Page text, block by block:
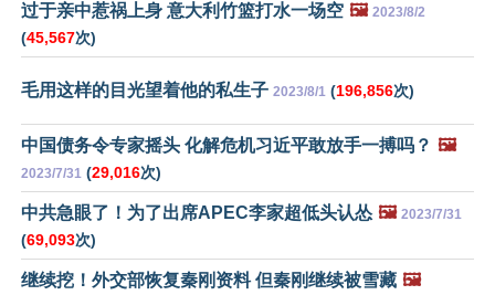
过于亲中惹祸上身 意大利竹篮打水一场空 🖼️ 2023/8/2
(45,567次)
毛用这样的目光望着他的私生子 2023/8/1 (196,856次)
中国债务令专家摇头 化解危机习近平敢放手一搏吗？ 🖼️
2023/7/31 (29,016次)
中共急眼了！为了出席APEC李家超低头认怂 🖼️ 2023/7/31
(69,093次)
继续挖！外交部恢复秦刚资料 但秦刚继续被雪藏 🖼️